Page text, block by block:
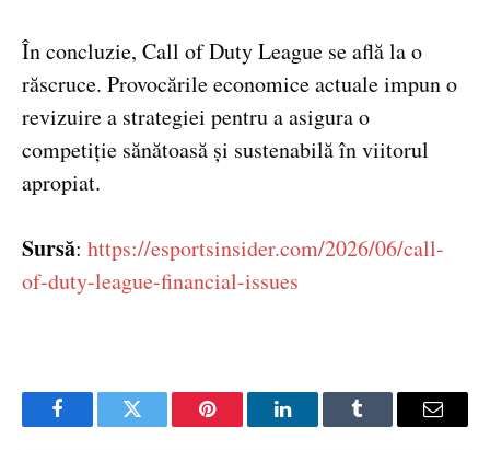
În concluzie, Call of Duty League se află la o
răscruce. Provocările economice actuale impun o
revizuire a strategiei pentru a asigura o
competiție sănătoasă și sustenabilă în viitorul
apropiat.
Sursă: https://esportsinsider.com/2026/06/call-
of-duty-league-financial-issues
FacebookTwitter Pinterest LinkedInTumblr Email